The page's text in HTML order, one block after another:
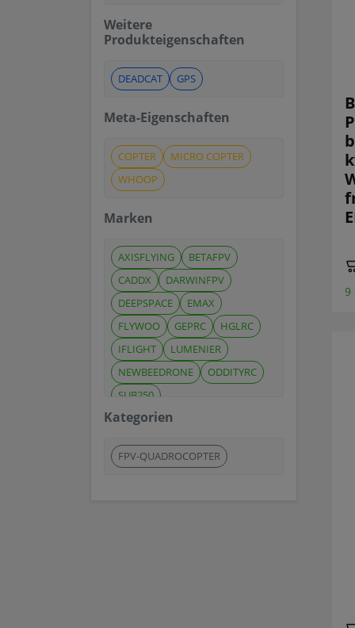
Weitere
Produkteigenschaften
DEADCAT GPS
Meta-Eigenschaften
COPTER
MICRO COPTER
WHOOP
Marken
AXISFLYING
BETAFPV
CADDX
DARWINFPV
DEEPSPACE
EMAX
FLYWOO
GEPRC
HGLRC
IFLIGHT
LUMENIER
NEWBEEDRONE
ODDITYRC
SUB250
Kategorien
FPV-QUADROCOPTER
9